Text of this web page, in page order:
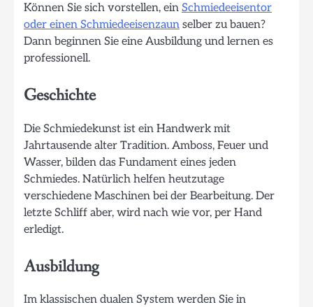
Können Sie sich vorstellen, ein Schmiedeeisentor
oder einen Schmiedeeisenzaun selber zu bauen?
Dann beginnen Sie eine Ausbildung und lernen es
professionell.
Geschichte
Die Schmiedekunst ist ein Handwerk mit
Jahrtausende alter Tradition. Amboss, Feuer und
Wasser, bilden das Fundament eines jeden
Schmiedes. Natürlich helfen heutzutage
verschiedene Maschinen bei der Bearbeitung. Der
letzte Schliff aber, wird nach wie vor, per Hand
erledigt.
Ausbildung
Im klassischen dualen System werden Sie in